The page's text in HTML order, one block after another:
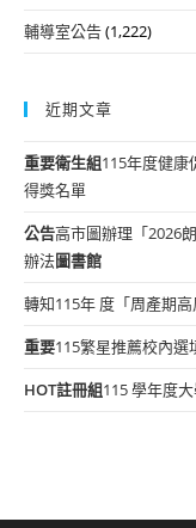
輔導室公告(1,222)
近期文章
重要衛生組115年度健康
得獎名單
公告高市圖辦理「2026
辦法圖書館
轉知115年 度「周產期
重要115繁星推薦校內選
HOT註冊組115 學年度